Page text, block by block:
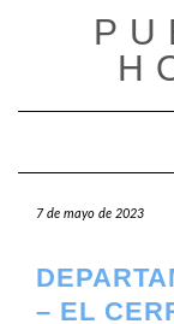
7 de mayo de 2023
– EL